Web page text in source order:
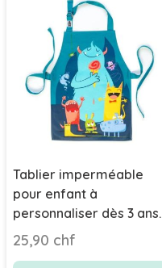
Tablier imperméable
pour enfant à
personnaliser dès 3 ans,
Monstres de Thread
Bear
25,90 chf